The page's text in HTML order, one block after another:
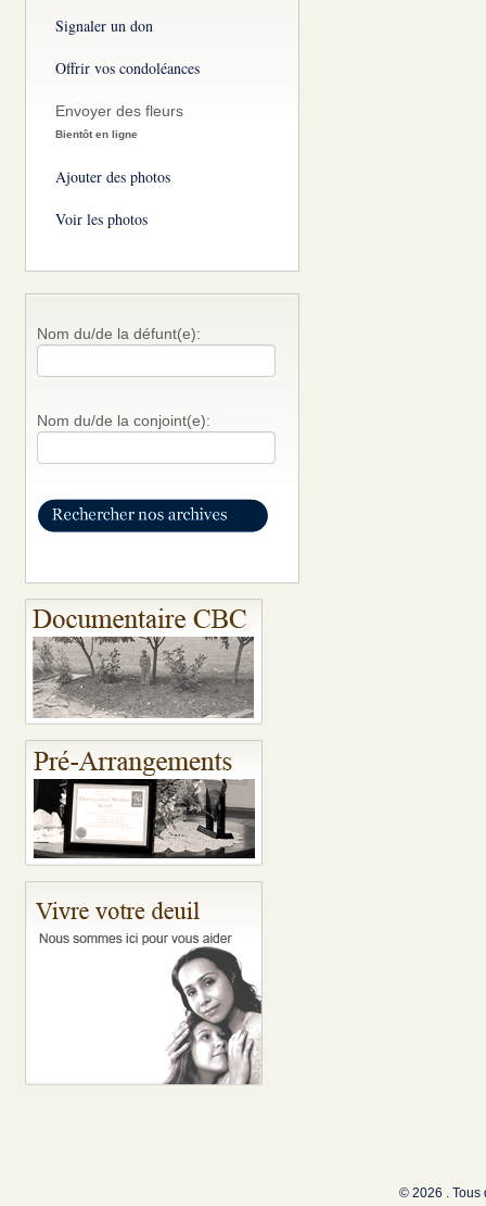
Signaler un don
Offrir vos condoléances
Envoyer des fleurs
Bientôt en ligne
Ajouter des photos
Voir les photos
Nom du/de la défunt(e):
Nom du/de la conjoint(e):
© 2026 . Tous